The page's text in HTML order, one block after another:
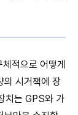
적으로 어떻게
의 시거잭에 장
치는 GPS와 가